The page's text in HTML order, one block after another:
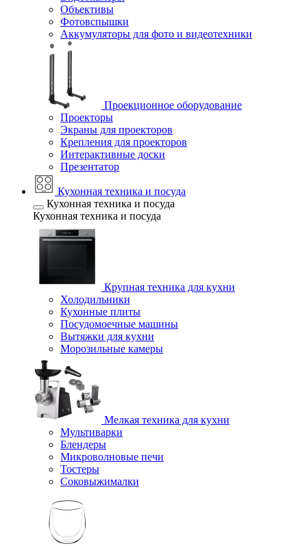
Объективы
Фотовспышки
Аккумуляторы для фото и видеотехники
Проекционное оборудование
Проекторы
Экраны для проекторов
Крепления для проекторов
Интерактивные доски
Презентатор
Кухонная техника и посуда
Кухонная техника и посуда
Кухонная техника и посуда
Крупная техника для кухни
Холодильники
Кухонные плиты
Посудомоечные машины
Вытяжки для кухни
Морозильные камеры
Мелкая техника для кухни
Мультиварки
Блендеры
Микроволновые печи
Тостеры
Соковыжималки